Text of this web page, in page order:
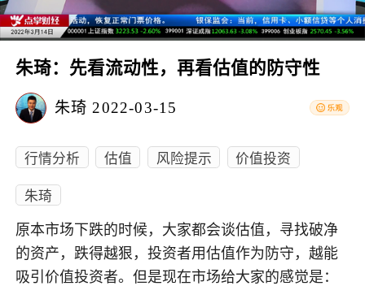
朱琦：先看流动性，再看估值的防守性
朱琦 2022-03-15
行情分析 估值 风险提示
价值投资
朱琦
原本市场下跌的时候，大家都会谈估值，寻找破净
的资产，跌得越狠，投资者用估值作为防守，越能
吸引价值投资者。但是现在市场给大家的感觉是：